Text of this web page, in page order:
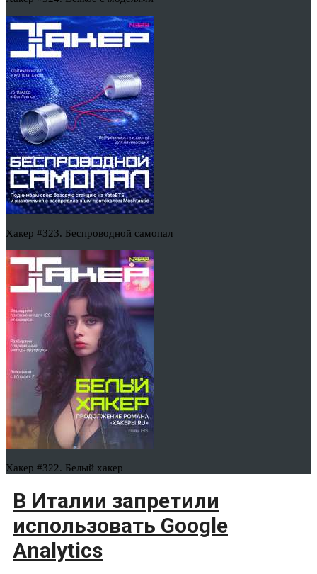
Хакер #323. Беспроводной самопал
Хакер #322. Белый хакер
В Италии запретили
использовать Google
Analytics